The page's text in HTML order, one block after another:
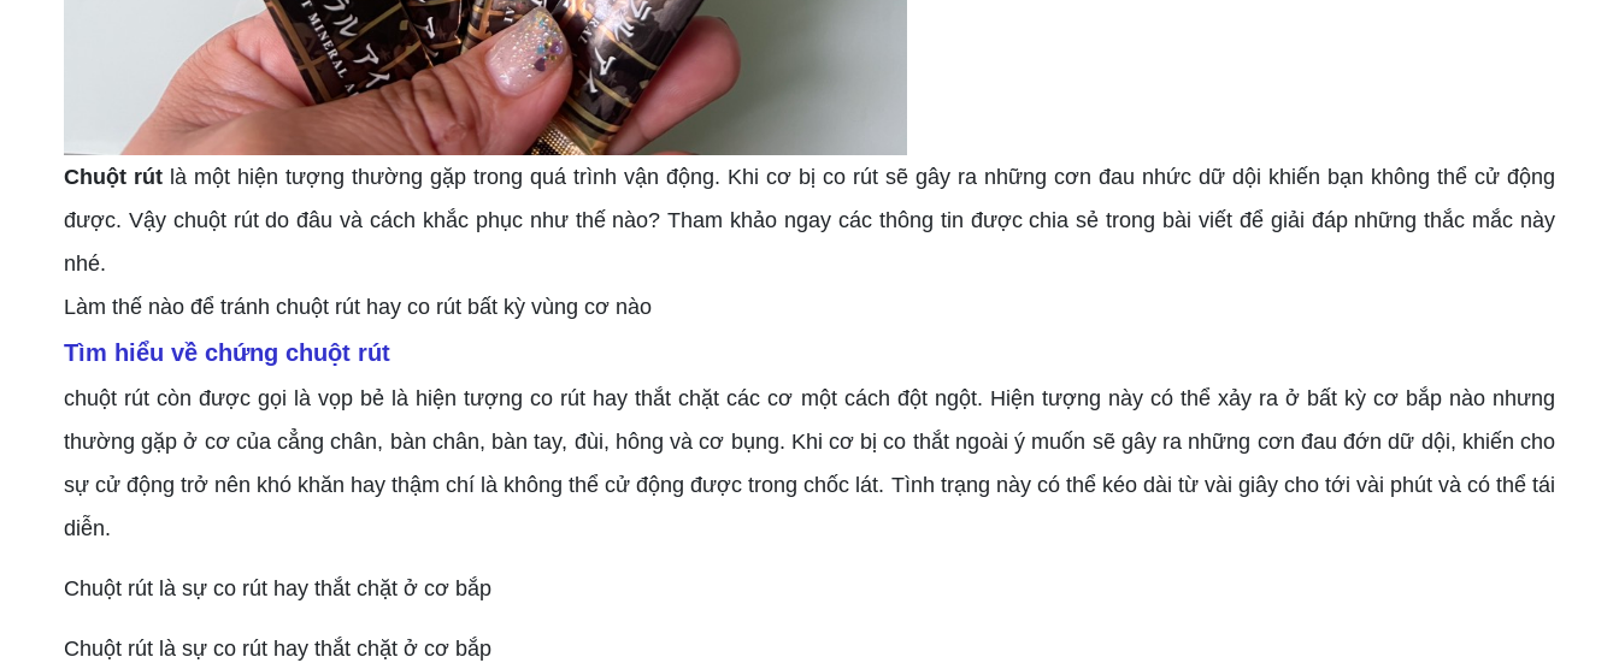
Chuột rút là một hiện tượng thường gặp trong quá trình vận động. Khi cơ bị co rút sẽ gây ra những cơn đau nhức dữ dội khiến bạn không thể cử động
được. Vậy chuột rút do đâu và cách khắc phục như thế nào? Tham khảo ngay các thông tin được chia sẻ trong bài viết để giải đáp những thắc mắc này
nhé.
Làm thế nào để tránh chuột rút hay co rút bất kỳ vùng cơ nào
Tìm hiểu về chứng chuột rút
chuột rút còn được gọi là vọp bẻ là hiện tượng co rút hay thắt chặt các cơ một cách đột ngột. Hiện tượng này có thể xảy ra ở bất kỳ cơ bắp nào nhưng
thường gặp ở cơ của cẳng chân, bàn chân, bàn tay, đùi, hông và cơ bụng. Khi cơ bị co thắt ngoài ý muốn sẽ gây ra những cơn đau đớn dữ dội, khiến cho
sự cử động trở nên khó khăn hay thậm chí là không thể cử động được trong chốc lát. Tình trạng này có thể kéo dài từ vài giây cho tới vài phút và có thể tái
diễn.
Chuột rút là sự co rút hay thắt chặt ở cơ bắp
Chuột rút là sự co rút hay thắt chặt ở cơ bắp